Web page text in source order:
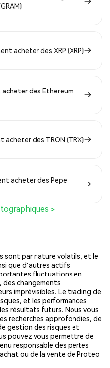
acheter des XRP (XRP)
acheter des Ethereum
acheter des TRON (TRX)
acheter des Pepe
>
sont par nature volatils, et le
que d'autres actifs
fluctuations en
des changements
imprévisibles. Le trading de
et les performances
résultats futurs. Nous vous
recherches approfondies, de
gestion des risques et
pouvez vous permettre de
responsable des pertes
ou de la vente de Proteo